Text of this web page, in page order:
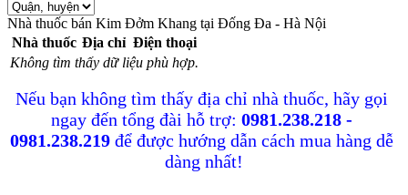
Nhà thuốc bán Kim Đởm Khang tại Đống Đa - Hà Nội
Nhà thuốc Địa chỉ Điện thoại
Không tìm thấy dữ liệu phù hợp.
Nếu bạn không tìm thấy địa chỉ nhà thuốc, hãy gọi
ngay đến tổng đài hỗ trợ: 0981.238.218 -
0981.238.219 để được hướng dẫn cách mua hàng dễ
dàng nhất!